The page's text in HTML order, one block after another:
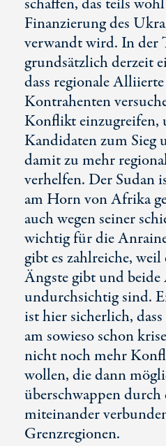
Finanzierung des
verwandt wird. In der
grundsätzlich derzeit
dass regionale
Kontrahenten
Konflikt einzugreifen,
Kandidaten zum Sieg
damit zu mehr
verhelfen. Der Sudan
am Horn von Afrika
auch wegen seiner
wichtig für die
gibt es zahlreiche, weil
Ängste gibt und beide
undurchsichtig sind.
ist hier sicherlich,
am sowieso schon
nicht noch mehr
wollen, die dann
überschwappen
miteinander
Grenzregionen.